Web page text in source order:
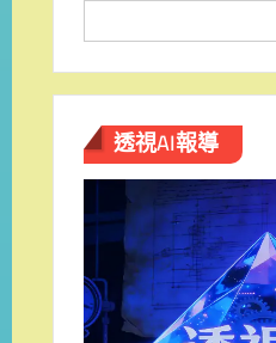
透視AI報導